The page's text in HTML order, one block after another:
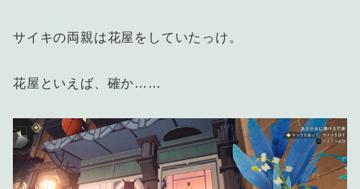
サイキの両親は花屋をしていたっけ。
花屋といえば、確か……